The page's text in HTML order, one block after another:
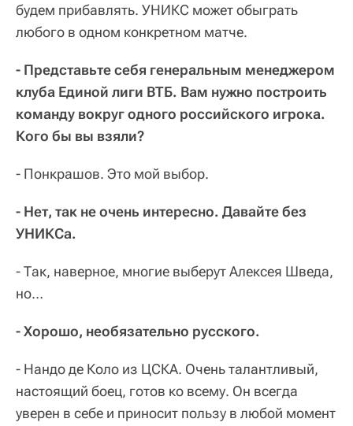
будем прибавлять. УНИКС может обыграть
любого в одном конкретном матче.
- Представьте себя генеральным менеджером
клуба Единой лиги ВТБ. Вам нужно построить
команду вокруг одного российского игрока.
Кого бы вы взяли?
- Понкрашов. Это мой выбор.
- Нет, так не очень интересно. Давайте без
УНИКСа.
- Так, наверное, многие выберут Алексея Шведа,
но…
- Хорошо, необязательно русского.
- Нандо де Коло из ЦСКА. Очень талантливый,
настоящий боец, готов ко всему. Он всегда
уверен в себе и приносит пользу в любой момент